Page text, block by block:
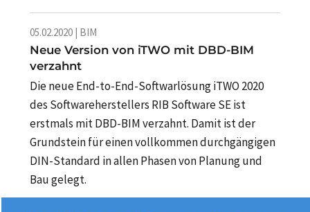
05.02.2020 | BIM
Neue Version von iTWO mit DBD-BIM
verzahnt
Die neue End-to-End-Softwarlösung iTWO 2020
des Softwareherstellers RIB Software SE ist
erstmals mit DBD-BIM verzahnt. Damit ist der
Grundstein für einen vollkommen durchgängigen
DIN-Standard in allen Phasen von Planung und
Bau gelegt.